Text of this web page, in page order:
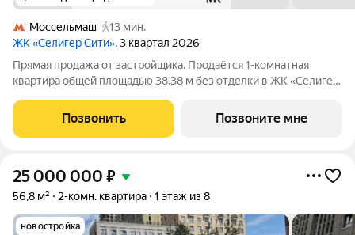
Моссельмаш
13 мин.
ЖК «Селигер Сити», 3 квартал 2026
Прямая продажа от застройщика. Продаётся 1-комнатная
квартира общей площадью 38.38 м без отделки в ЖК «Селигер
очереди ЖК «Селигер сити» названы в честь трех великих
представителей науки и
Позвонить Позвоните мне
25 000 000 ₽
56,8 м² 2-комн. квартира 1 этаж из 8
новостройка